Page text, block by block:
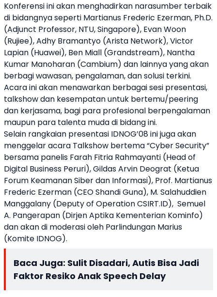
Konferensi ini akan menghadirkan narasumber terbaik
di bidangnya seperti Martianus Frederic Ezerman, Ph.D.
(Adjunct Professor, NTU, Singapore), Evan Woon
(Rujiee), Adhy Bramantyo (Arista Network), Victor
Lapian (Huawei), Ben Miall (Grandstream), Nantha
Kumar Manoharan (Cambium) dan lainnya yang akan
berbagi wawasan, pengalaman, dan solusi terkini.
Acara ini akan menawarkan berbagai sesi presentasi,
talkshow dan kesempatan untuk bertemu/peering
dan kerjasama, bagi para profesional berpengalaman
maupun para talenta muda di bidang ini.
Selain rangkaian presentasi IDNOG’08 ini juga akan
menggelar acara Talkshow bertema “Cyber Security”
bersama panelis Farah Fitria Rahmayanti (Head of
Digital Business Peruri), Gildas Arvin Deograt (Ketua
Forum Keamanan Siber dan Informasi), Prof. Martianus
Frederic Ezerman (CEO Shandi Guna), M. Salahuddien
Manggalany (Deputy of Operation CSIRT.ID), Semuel
A. Pangerapan (Dirjen Aptika Kementerian Kominfo)
dan akan di moderasi oleh Parlindungan Marius
(Komite IDNOG).
Baca Juga: Sulit Disadari, Autis Bisa Jadi
Faktor Resiko Anak Speech Delay